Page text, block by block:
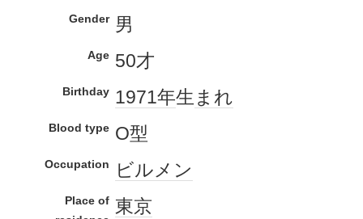
Gender 男
Age 50才
Birthday 1971年生 まれ
Blood type О型
Occupation ビルメン
Place of 東京